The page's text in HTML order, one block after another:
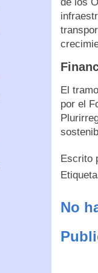
El
por el
Escrito
No